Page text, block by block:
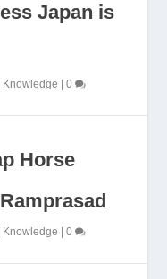
Japan is
Knowledge |0
Horse
Knowledge |0